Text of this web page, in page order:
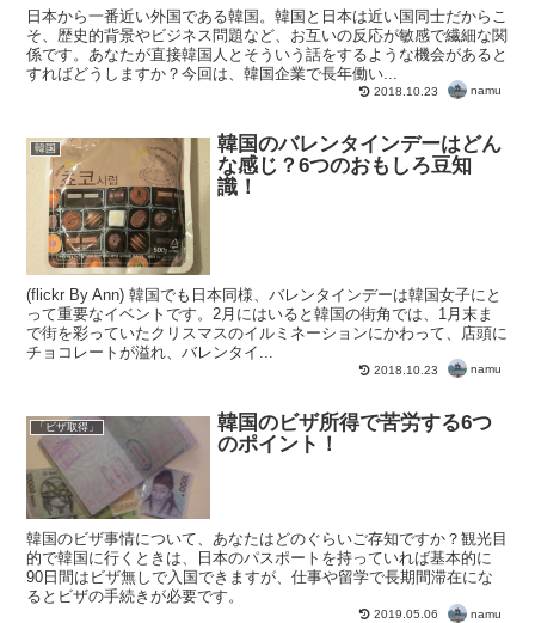
日本から一番近い外国である韓国。韓国と日本は近い国同士だからこ
そ、歴史的背景やビジネス問題など、お互いの反応が敏感で繊細な関
係です。あなたが直接韓国人とそういう話をするような機会があると
すればどうしますか？今回は、韓国企業で長年働い...
2018.10.23 namu
韓国
韓国のバレンタインデーはどん
な感じ？6つのおもしろ豆知
識！
(flickr By Ann) 韓国でも日本同様、バレンタインデーは韓国女子にと
って重要なイベントです。2月にはいると韓国の街角では、1月末ま
で街を彩っていたクリスマスのイルミネーションにかわって、店頭に
チョコレートが溢れ、バレンタイ...
2018.10.23 namu
「ビザ取得」
韓国のビザ所得で苦労する6つ
のポイント！
韓国のビザ事情について、あなたはどのぐらいご存知ですか？観光目
的で韓国に行くときは、日本のパスポートを持っていれば基本的に
90日間はビザ無しで入国できますが、仕事や留学で長期間滞在にな
るとビザの手続きが必要です。
2019.05.06 namu